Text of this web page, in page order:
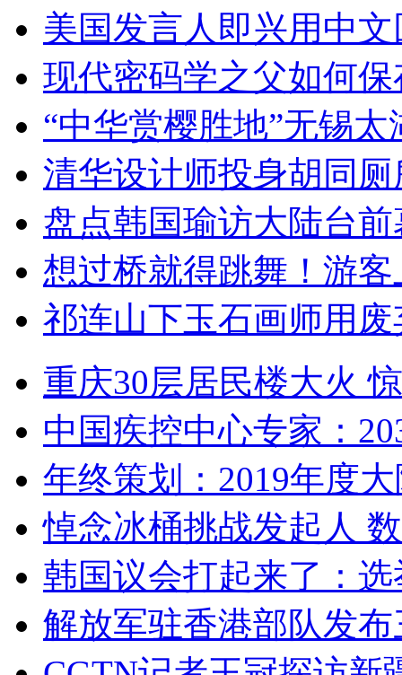
美国发言人即兴用中
现代密码学之父如何
“中华赏樱胜地”无锡
清华设计师投身胡同
盘点韩国瑜访大陆台
想过桥就得跳舞！游客
祁连山下玉石画师用
重庆30层居民楼大火
中国疾控中心专家：
年终策划：2019年度
悼念冰桶挑战发起人
韩国议会打起来了：
解放军驻香港部队发